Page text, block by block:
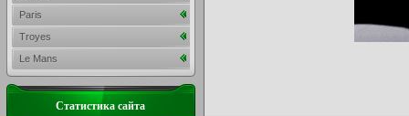
Paris
Troyes
Le Mans
Статистика сайта